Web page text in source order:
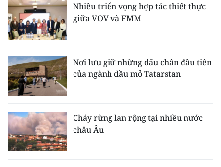
Nhiều triển vọng hợp tác thiết thực
giữa VOV và FMM
Nơi lưu giữ những dấu chân đầu tiên
của ngành dầu mỏ Tatarstan
Cháy rừng lan rộng tại nhiều nước
châu Âu